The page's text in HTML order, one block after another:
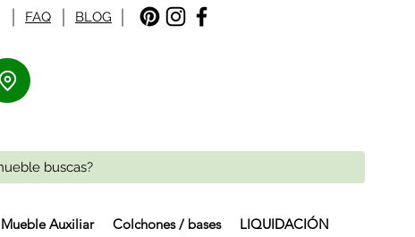
FAQ BLOG
Mueble Auxiliar Colchones / bases LIQUIDACIÓN